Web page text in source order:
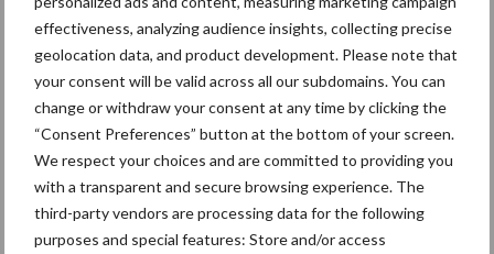
effectiveness, analyzing audience insights, collecting precise
geolocation data, and product development. Please note that
your consent will be valid across all our subdomains. You can
change or withdraw your consent at any time by clicking the
“Consent Preferences” button at the bottom of your screen.
We respect your choices and are committed to providing you
with a transparent and secure browsing experience. The
third-party vendors are processing data for the following
purposes and special features: Store and/or access
Afrikaanse
varkenspest
Brachyspira
Toon meer